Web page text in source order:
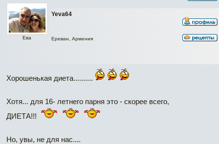
Yeva64
Ева Ереван, Армения
Хорошенькая диета..........
Хотя... для 16- летнего парня это - скорее всего,
ДИЕТА!!!
Но, увы, не для нас....